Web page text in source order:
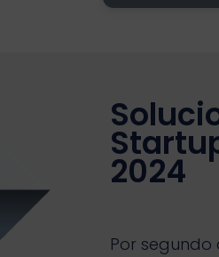
2024
Por segundo